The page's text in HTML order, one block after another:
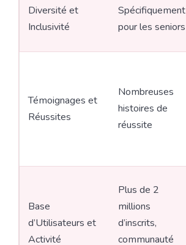
Diversité et
Inclusivité
Spécifiquement
pour les seniors
Témoignages et
Réussites
Nombreuses
histoires de
réussite
Base
d’Utilisateurs et
Activité
Plus de 2
millions
d’inscrits,
communauté